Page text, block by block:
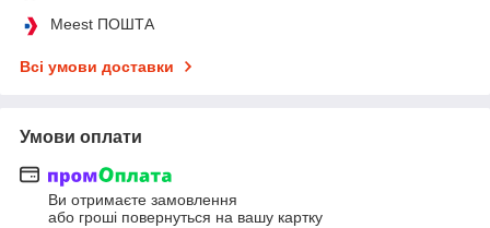
Meest ПОШТА
Всі умови доставки
Умови оплати
Ви отримаєте замовлення
або гроші повернуться на вашу картку